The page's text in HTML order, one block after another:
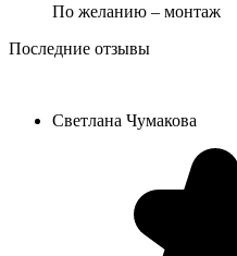
По желанию – монтаж
Последние отзывы
Светлана Чумакова